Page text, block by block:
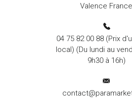
Valence France
04 75 82 00 88(Prix
local) (Du lundi au
9h30 à 16h)